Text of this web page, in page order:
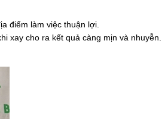
điểm làm việc thuận lợi.
xay cho ra kết quả càng mịn và nhuyễn.